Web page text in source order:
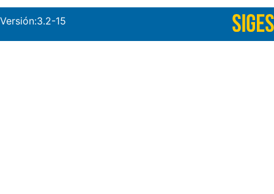
Versión:3.2-15